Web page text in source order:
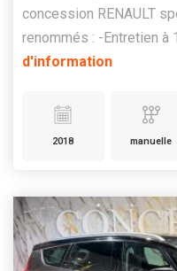
concession RENAULT
renommés : -Entretien à
d'information
2018 manuelle